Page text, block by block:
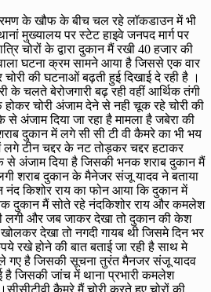
के खौफ के बीच चल रहे लॉकडाउन में भी
मुख्यालय पर स्टेट हाइवे जनपद मार्ग पर
चोरों के द्वारा दुकान मैं रखी 40 हजार की
घटना क्रम सामने आया है जिससे एक वार
की घटनाओं बढ़ती हुई दिखाई दे रही है ।
के चलते बेरोजगारी बढ़ रही वहीं आर्थिक तंगी
चोरी अंजाम देने से नही चूक रहे चोरी की
अंजाम दिया जा रहा है मामला है जबेरा की
दुकान में लगे सी सी टी वी कैमरे का भी भय
लगे टीन चद्दर के नट तोड़कर चद्दर हटाकर
से अंजाम दिया है जिसकी भनक शराब दुकान मैं
शराब दुकान के मैनेजर संजू यादव ने बताया
नंद किशोर राय का फोन आया कि दुकान में
दुकान मैं सोते रहे नंदकिशोर राय और कमलेश
लगी और जब जाकर देखा तो दुकान की केश
देखा तो नगदी गायब थी जिसमे दिन भर
रखे होने की बात बताई जा रही है साथ मे
गए है जिसकी सूचना तुरंत मैनजर संजू यादव
है जिसकी जांच में थाना प्रभारी कमलेश
कैमरे मैं चोरी करते हुए चोरों की